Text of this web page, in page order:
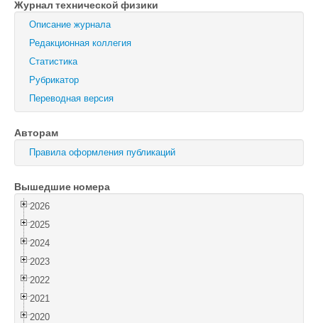
Журнал технической физики
Письма в Журнал технической физики
Физика твердого тела
Поиск
Журнал технической физики
Описание журнала
Редакционная коллегия
Статистика
Рубрикатор
Переводная версия
Авторам
Правила оформления публикаций
Вышедшие номера
2026
2025
2024
2023
2022
2021
2020